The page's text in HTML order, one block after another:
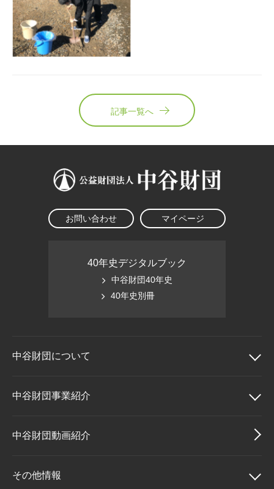
記事一覧へ
お問い合わせ マイページ
40年史デジタルブック
中谷財団40年史
40年史別冊
中谷財団について
中谷財団について
理事長挨拶
設立趣意書
中谷財団事業紹介
中谷財団事業紹介
中谷賞
中谷財団動画紹介
その他情報